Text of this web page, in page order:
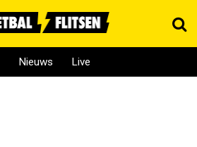
Nieuws Live